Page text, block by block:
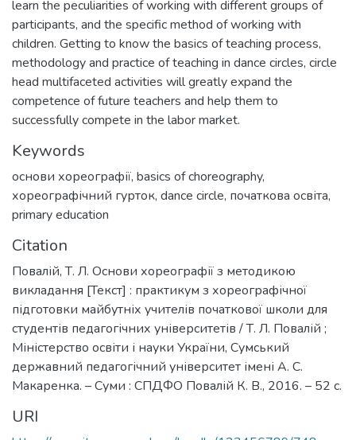
learn the peculiarities of working with different groups of
participants, and the specific method of working with
children. Getting to know the basics of teaching process,
methodology and practice of teaching in dance circles, circle
head multifaceted activities will greatly expand the
competence of future teachers and help them to
successfully compete in the labor market.
Keywords
основи хореографії, basics of choreography,
хореографічний гурток, dance circle, початкова освіта,
primary education
Citation
Повалій, Т. Л. Основи хореографії з методикою
викладання [Текст] : практикум з хореографічної
підготовки майбутніх учителів початкової школи для
студентів педагогічних університетів / Т. Л. Повалій ;
Міністерство освіти і науки України, Сумський
державний педагогічний університет імені А. С.
Макаренка. – Суми : СПДФО Повалій К. В., 2016. – 52 с.
URI